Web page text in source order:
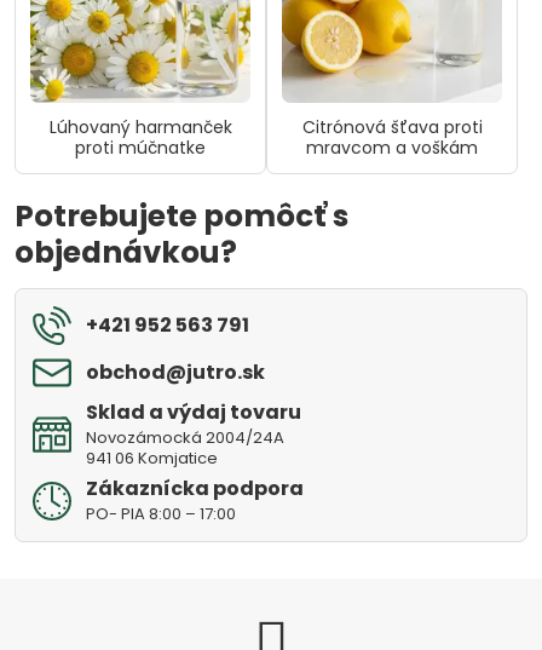
Lúhovaný harmanček
proti múčnatke
Citrónová šťava proti
mravcom a voškám
Potrebujete pomôcť s
objednávkou?
+421 952 563 791
obchod​@jutro​.sk
Sklad a výdaj tovaru
Novozámocká 2004/24A
941 06 Komjatice
Zákaznícka podpora
PO- PIA 8:00 – 17:00